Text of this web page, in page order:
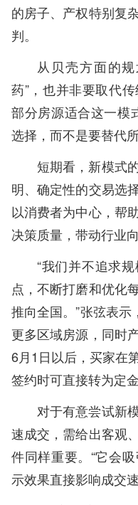
的房子、产权特别复
判。
从贝壳方面的
药”，也并非要取代
部分房源适合这一模
选择，而不是要替代
短期看，新模式
明、确定性的交易选
以消费者为中心，帮
决策质量，带动行业
“我们并不追求
点，不断打磨和优化
推向全国。”张弦表示
更多区域房源，同时
6月1日以后，买家在
签约时可直接转为定金
对于有意尝试新
速成交，需给出客观
件同样重要。“它会
示效果直接影响成交